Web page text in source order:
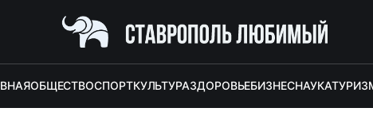
ОБЩЕСТВОСПОРТКУЛЬТУРАЗДОРОВЬЕБИЗНЕСНАУКА